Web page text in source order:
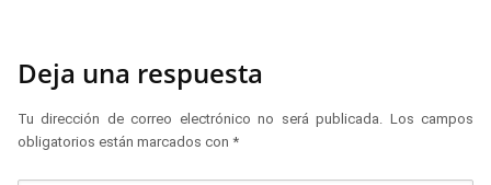
Deja una respuesta
Tu dirección de correo electrónico no será publicada.
Los campos
obligatorios están marcados con *